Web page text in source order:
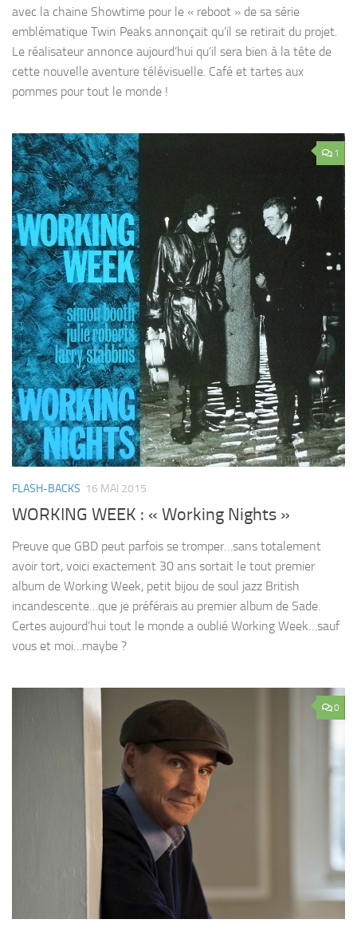
avec la chaine Showtime pour le « reboot » de sa série
emblématique Twin Peaks annonçait qu’il se retirait du projet.
Le réalisateur annonce aujourd’hui qu’il sera bien à la tête de
cette nouvelle aventure télévisuelle. Café et tartes aux
pommes pour tout le monde !
1
FLASH-BACKS 16 MAI 2015
WORKING WEEK : « Working Nights »
Preuve que GBD peut parfois se tromper…sans totalement
avoir tort, voici exactement 30 ans sortait le tout premier
album de Working Week, petit bijou de soul jazz British
incandescente…que je préférais au premier album de Sade.
Certes aujourd’hui tout le monde a oublié Working Week…sauf
vous et moi…maybe ?
0